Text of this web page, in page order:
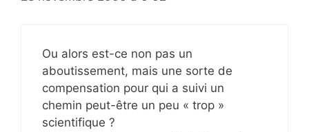
Ou alors est-ce non pas un
aboutissement, mais une sorte de
compensation pour qui a suivi un
chemin peut-être un peu « trop »
scientifique ?